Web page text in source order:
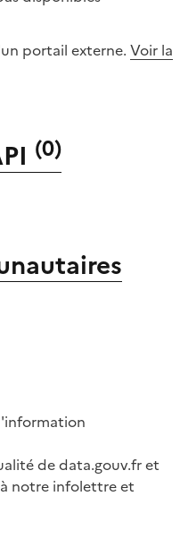
portail externe. Voir la
(0)
de data.gouv.fr et
notre infolettre et